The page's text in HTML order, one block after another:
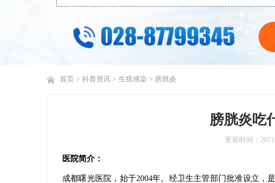
首页 > 科普资讯 > 生殖感染 > 膀胱炎
膀胱炎吃
更新时间：
医院简介：
成都曙光医院，始于2004年。经卫生主管部门批准设立，